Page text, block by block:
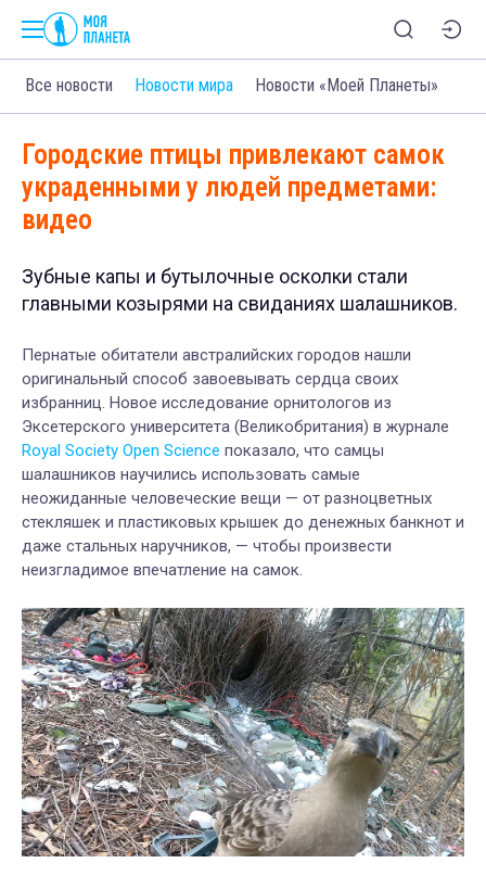
Все новости Новости мира Новости «Моей Планеты»
Городские птицы привлекают самок
украденными у людей предметами:
видео
Зубные капы и бутылочные осколки стали
главными козырями на свиданиях шалашников.
Пернатые обитатели австралийских городов нашли
оригинальный способ завоевывать сердца своих
избранниц. Новое исследование орнитологов из
Эксетерского университета (Великобритания) в журнале
Royal Society Open Science показало, что самцы
шалашников научились использовать самые
неожиданные человеческие вещи — от разноцветных
стекляшек и пластиковых крышек до денежных банкнот и
даже стальных наручников, — чтобы произвести
неизгладимое впечатление на самок.